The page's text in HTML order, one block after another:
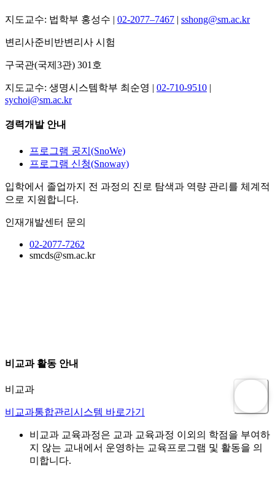
지도교수: 법학부 홍성수 | 02-2077–7467 | sshong@sm.ac.kr
변리사준비반변리사 시험
구국관(국제3관) 301호
지도교수: 생명시스템학부 최순영 | 02-710-9510 |
sychoi@sm.ac.kr
경력개발 안내
프로그램 공지(SnoWe)
프로그램 신청(Snoway)
입학에서 졸업까지 전 과정의 진로 탐색과 역량 관리를 체계적
으로 지원합니다.
인재개발센터 문의
02-2077-7262
smcds@sm.ac.kr
비교과 활동 안내
비교과
비교과통합관리시스템 바로가기
비교과 교육과정은 교과 교육과정 이외의 학점을 부여하
지 않는 교내에서 운영하는 교육프로그램 및 활동을 의
미합니다.